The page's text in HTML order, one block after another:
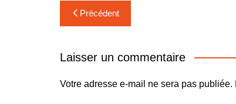
Navigation
de
l’article
Précédent
Laisser un commentaire
Votre adresse e-mail ne sera pas publiée.